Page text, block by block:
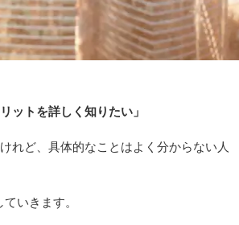
ットを詳しく知りたい」
れど、具体的なことはよく分からない人
いきます。